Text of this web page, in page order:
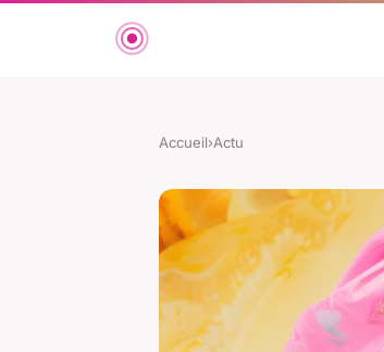
Accueil›Actu